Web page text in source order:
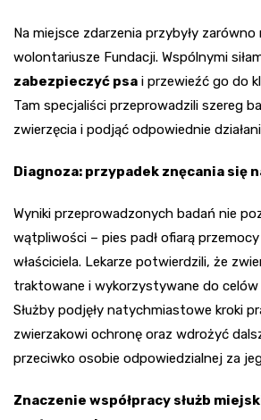
Na miejsce zdarzenia przybyły zarówno
wolontariusze Fundacji. Wspólnymi
zabezpieczyć psa i przewieźć go do
Tam specjaliści przeprowadzili szereg
zwierzęcia i podjąć odpowiednie
Diagnoza: przypadek znęcania się
Wyniki przeprowadzonych badań nie
wątpliwości – pies padł ofiarą
właściciela. Lekarze potwierdzili, że
traktowane i wykorzystywane do celów
Służby podjęły natychmiastowe kroki
zwierzakowi ochronę oraz wdrożyć
przeciwko osobie odpowiedzialnej za
Znaczenie współpracy służb